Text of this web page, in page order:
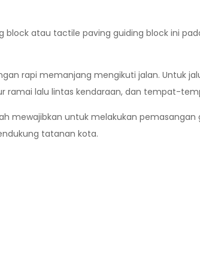
atau tactile paving guiding block ini
rapi memanjang mengikuti jalan. Untuk
ramai lalu lintas kendaraan, dan tempat-
mewajibkan untuk melakukan
tatanan kota.